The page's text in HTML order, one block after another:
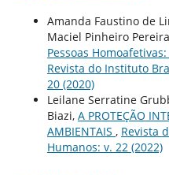
Amanda Faustino de
Maciel Pinheiro
Pessoas
Revista do Instituto
20 (2020)
Leilane Serratine
Biazi, A PROTEÇÃO
AMBIENTAIS , Revista
Humanos: v. 22 (2022)